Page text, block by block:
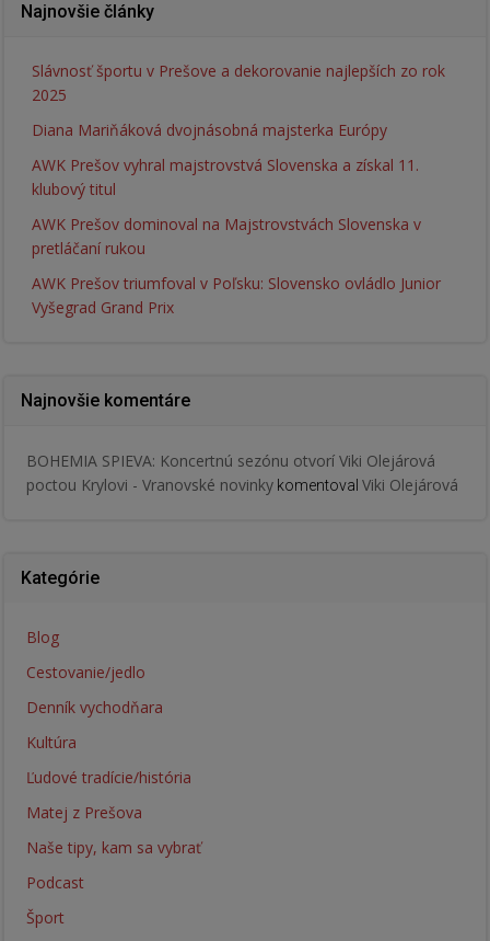
Najnovšie články
Slávnosť športu v Prešove a dekorovanie najlepších zo rok
2025
Diana Mariňáková dvojnásobná majsterka Európy
AWK Prešov vyhral majstrovstvá Slovenska a získal 11.
klubový titul
AWK Prešov dominoval na Majstrovstvách Slovenska v
pretláčaní rukou
AWK Prešov triumfoval v Poľsku: Slovensko ovládlo Junior
Vyšegrad Grand Prix
Najnovšie komentáre
BOHEMIA SPIEVA: Koncertnú sezónu otvorí Viki Olejárová
poctou Krylovi - Vranovské novinky komentoval Viki Olejárová
Kategórie
Blog
Cestovanie/jedlo
Denník vychodňara
Kultúra
Ľudové tradície/história
Matej z Prešova
Naše tipy, kam sa vybrať
Podcast
Šport